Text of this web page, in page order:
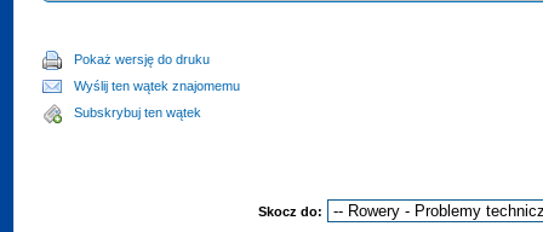
Pokaż wersję do druku
Wyślij ten wątek znajomemu
Subskrybuj ten wątek
Skocz do: